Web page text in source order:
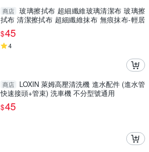
商店 玻璃擦拭布 超細纖維玻璃清潔布 玻璃擦
拭布 清潔擦拭布 超細纖維抹布 無痕抹布-輕居
家8504
$45
4
商店
LOXIN 萊姆高壓清洗機 進水配件 (進水管
快速接頭+管束) 洗車機 不分型號通用
$45